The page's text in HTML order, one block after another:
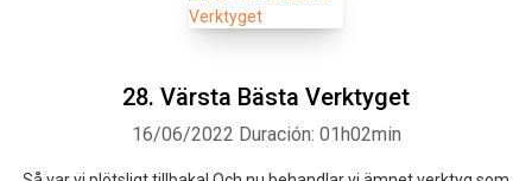
28. Värsta Bästa Verktyget
16/06/2022 Duración: 01h02min